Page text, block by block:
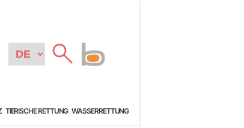
TIERISCHE RETTUNG WASSERRETTUNG